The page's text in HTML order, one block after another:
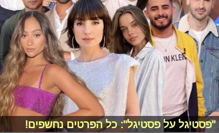
"פסטיגל על פסטיגל": כל הפרטים נחשפים!